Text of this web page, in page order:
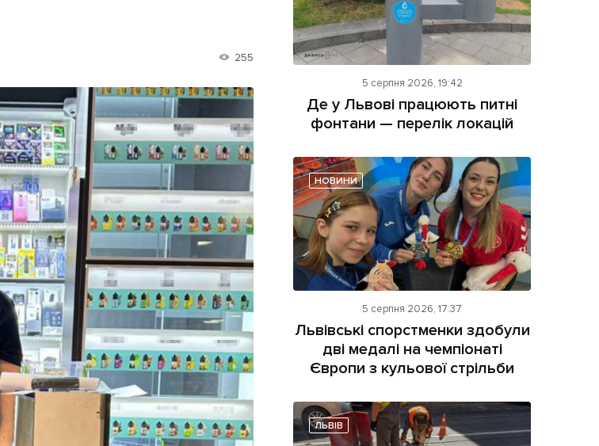
Лонгріди
[email protected]
Реклама на сайті
Політика конфіденційності
255
5 серпня 2026, 19:42
Де у Львові працюють питні
фонтани — перелік локацій
НОВИНИ
5 серпня 2026, 17:37
Львівські спорстменки здобули
дві медалі на чемпіонаті
Європи з кульової стрільби
ЛЬВІВ